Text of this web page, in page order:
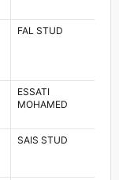
FAL STUD
ESSATI
MOHAMED
SAIS STUD